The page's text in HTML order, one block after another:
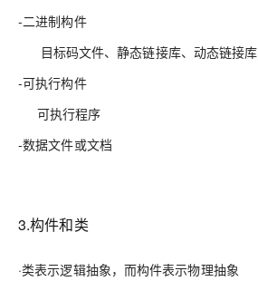
-二进制构件
目标码文件、静态链接库、动态链接库
-可执行构件
可执行程序
-数据文件或文档
3.构件和类
·类表示逻辑抽象，而构件表示物理抽象